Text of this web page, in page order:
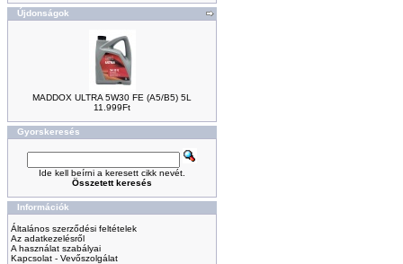
Újdonságok
MADDOX ULTRA 5W30 FE (A5/B5) 5L
11.999Ft
Gyorskeresés
Ide kell beírni a keresett cikk nevét.
Összetett keresés
Információk
Általános szerződési feltételek
Az adatkezelésről
A használat szabályai
Kapcsolat - Vevőszolgálat